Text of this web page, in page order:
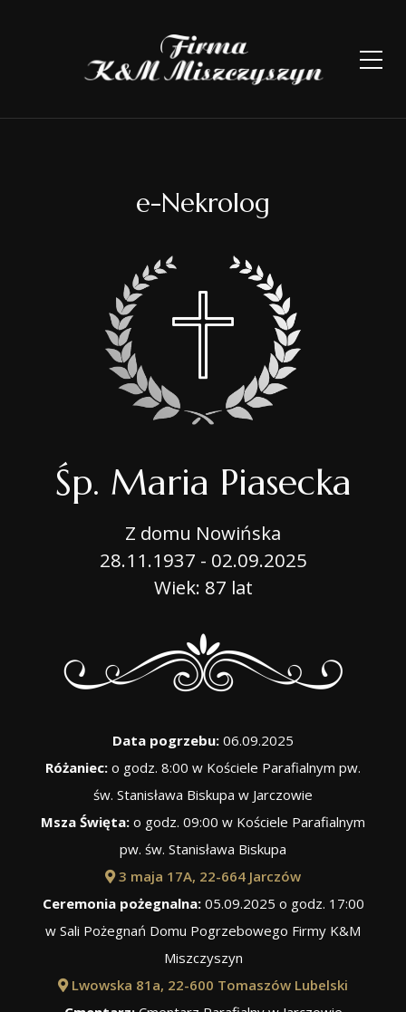
e-Nekrolog
Śp. Maria Piasecka
Z domu Nowińska
28.11.1937 - 02.09.2025
Wiek: 87 lat
Data pogrzebu: 06.09.2025
Różaniec: o godz. 8:00 w Kościele Parafialnym pw.
św. Stanisława Biskupa w Jarczowie
Msza Święta: o godz. 09:00 w Kościele Parafialnym
pw. św. Stanisława Biskupa
3 maja 17A, 22-664 Jarczów
Ceremonia pożegnalna:05.09.2025 o godz. 17:00
w Sali Pożegnań Domu Pogrzebowego Firmy K&M
Miszczyszyn
Lwowska 81a, 22-600 Tomaszów Lubelski